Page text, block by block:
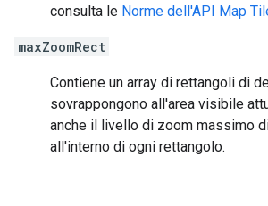
consulta le Norme dell'API Map
maxZoomRect
Contiene un array di rettangoli di
sovrappongono all'area visibile
anche il livello di zoom massimo
all'interno di ogni rettangolo.